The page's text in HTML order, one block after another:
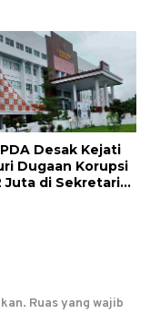
Desak Kejati
Dugaan Korupsi
Juta di Sekretariat
Ruas yang wajib